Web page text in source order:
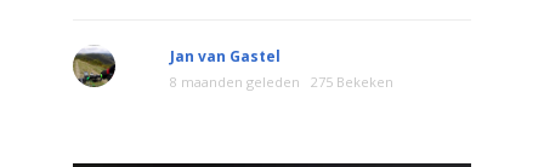
Jan van Gastel
8 maanden geleden 275 Bekeken